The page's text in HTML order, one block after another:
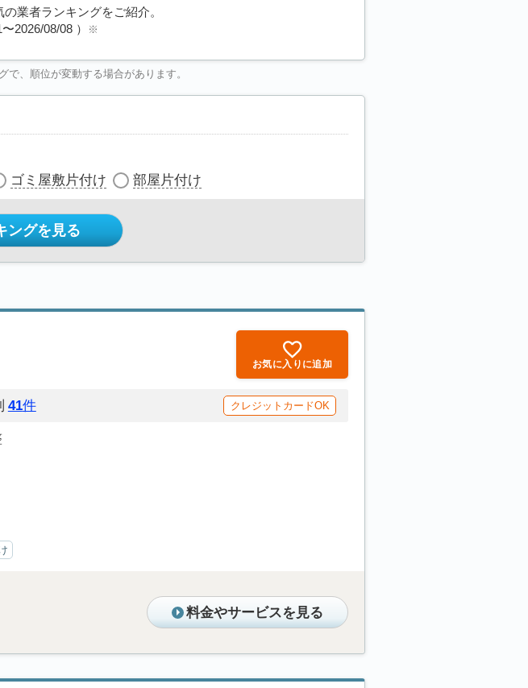
業者ランキングをご紹介。
〜2026/08/08） ※
、順位が変動する場合があります。
ゴミ屋敷片付け 部屋片付け
ングを見る
お気に入りに追加
41件 クレジットカードOK
料金やサービスを見る